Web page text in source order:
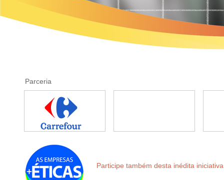
Parceria
Participe também desta inédita iniciativa